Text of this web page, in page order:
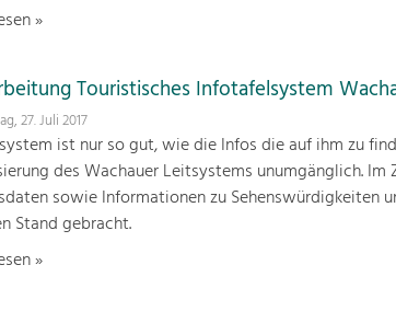
»
Touristisches Infotafelsystem
27. Juli 2017
ist nur so gut, wie die Infos die auf ihm zu
des Wachauer Leitsystems unumgänglich.
sowie Informationen zu Sehenswürdigkeiten
Stand gebracht.
»